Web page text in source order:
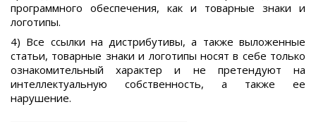
программного обеспечения, как и товарные знаки и
логотипы.
4) Все ссылки на дистрибутивы, а также выложенные
статьи, товарные знаки и логотипы носят в себе только
ознакомительный характер и не претендуют на
интеллектуальную собственность, а также ее
нарушение.